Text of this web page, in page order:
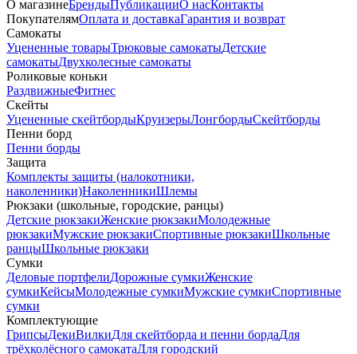
О магазинеБрендыПубликацииО насКонтакты
ПокупателямОплата и доставкаГарантия и возврат
Самокаты
Уцененные товарыТрюковые самокатыДетские
самокатыДвухколесные самокаты
Роликовые коньки
РаздвижныеФитнес
Скейты
Уцененные скейтбордыКруизерыЛонгбордыСкейтборды
Пенни борд
Пенни борды
Защита
Комплекты защиты (налокотники,
наколенники)НаколенникиШлемы
Рюкзаки (школьные, городские, ранцы)
Детские рюкзакиЖенские рюкзакиМолодежные
рюкзакиМужские рюкзакиСпортивные рюкзакиШкольные
ранцыШкольные рюкзаки
Сумки
Деловые портфелиДорожные сумкиЖенские
сумкиКейсыМолодежные сумкиМужские сумкиСпортивные
сумки
Комплектующие
ГрипсыДекиВилкиДля скейтборда и пенни бордаДля
трёхколёсного самокатаДля городский